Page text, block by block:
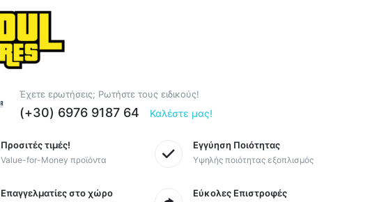
Έχετε ερωτήσεις; Ρωτήστε τους ειδικούς!
(+30) 6976 9187 64 Καλέστε μας!
Προσιτές τιμές!
Value-for-Money προϊόντα
Εγγύηση Ποιότητας
Υψηλής ποιότητας εξοπλισμός
Επαγγελματίες στο χώρο Εύκολες Επιστροφές